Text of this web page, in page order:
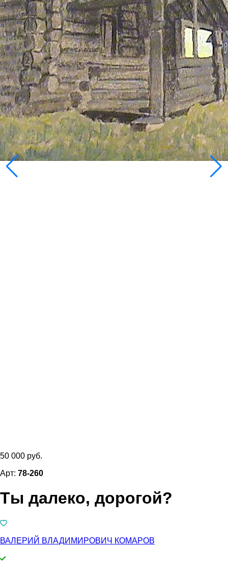
50 000 руб.
Арт: 78-260
Ты далеко, дорогой?
ВАЛЕРИЙ ВЛАДИМИРОВИЧ КОМАРОВ